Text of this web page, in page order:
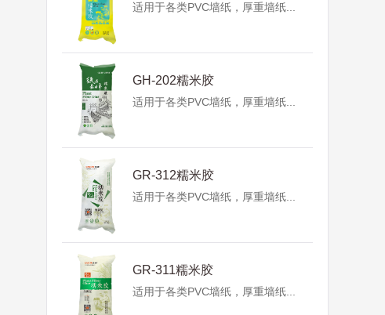
适用于各类PVC墙纸，厚重墙纸...
GH-202糯米胶
适用于各类PVC墙纸，厚重墙纸...
GR-312糯米胶
适用于各类PVC墙纸，厚重墙纸...
GR-311糯米胶
适用于各类PVC墙纸，厚重墙纸...